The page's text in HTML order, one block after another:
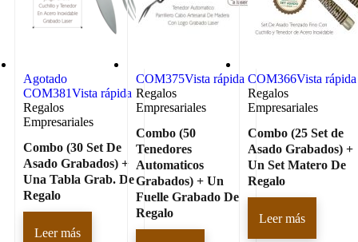
Agotado
COM381Vista rápida
Regalos
Empresariales
Combo (30 Set De
Asado Grabados) +
Una Tabla Grab. De
Regalo
Leer más
COM375Vista rápida
Regalos
Empresariales
Combo (50
Tenedores
Automaticos
Grabados) + Un
Fuelle Grabado De
Regalo
COM366Vista rápida
Regalos
Empresariales
Combo (25 Set de
Asado Grabados) +
Un Set Matero De
Regalo
Leer más